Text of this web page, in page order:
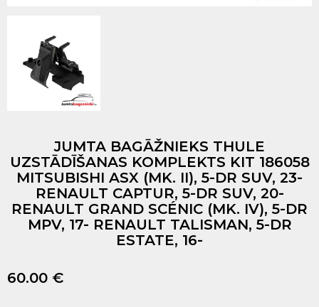
JUMTA BAGĀŽNIEKS THULE
UZSTĀDĪŠANAS KOMPLEKTS KIT 186058
MITSUBISHI ASX (MK. II), 5-DR SUV, 23-
RENAULT CAPTUR, 5-DR SUV, 20-
RENAULT GRAND SCÉNIC (MK. IV), 5-DR
MPV, 17- RENAULT TALISMAN, 5-DR
ESTATE, 16-
60.00 €